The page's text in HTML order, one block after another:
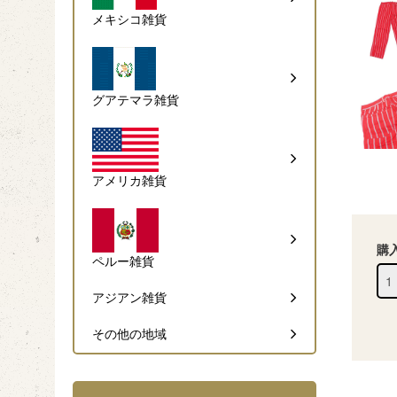
購
メキシコ雑貨
グアテマラ雑貨
アメリカ雑貨
ペルー雑貨
アジアン雑貨
その他の地域